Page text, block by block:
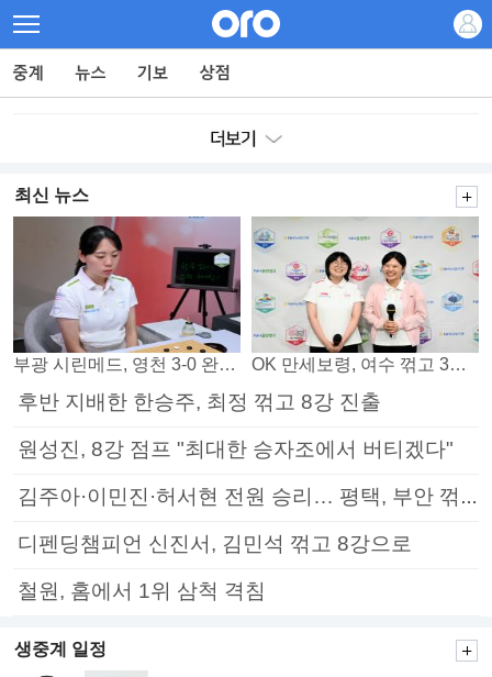
최신 뉴스
부광 시린메드, 영천 3-0 완파하며 4연패 탈출 OK 만세보령, 여수 꺾고 3연패 탈출
후반 지배한 한승주, 최정 꺾고 8강 진출
원성진, 8강 점프 "최대한 승자조에서 버티겠다"
김주아·이민진·허서현 전원 승리… 평택, 부안 꺾고 5연승
디펜딩챔피언 신진서, 김민석 꺾고 8강으로
철원, 홈에서 1위 삼척 격침
생중계 일정